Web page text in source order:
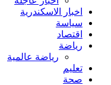
اخبار الاسكندرية
سياسة
اقتصاد
رياضة
رياضة عالمية
تعليم
صحة